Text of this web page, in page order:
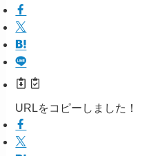
URLをコピーしました！